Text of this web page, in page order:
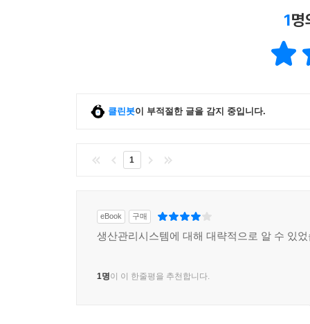
1명
클린봇이 부적절한 글을 감지 중입니다.
1
eBook 구매
생산관리시스템에 대해 대략적으로 알 수 있
1명이 이 한줄평을 추천합니다.